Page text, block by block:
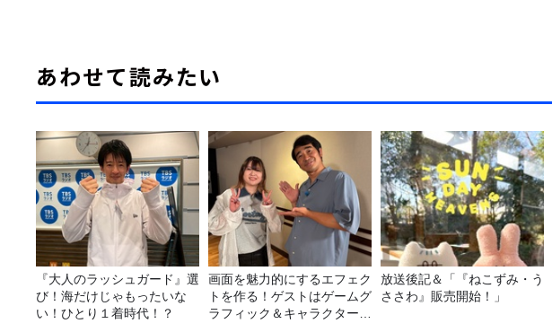
あわせて読みたい
『大人のラッシュガード』選
び！海だけじゃもったいな
い！ひとり１着時代！？
画面を魅力的にするエフェク
トを作る！ゲストはゲームグ
ラフィック＆キャラクター専
放送後記＆「『ねこずみ・う
ささわ』販売開始！」